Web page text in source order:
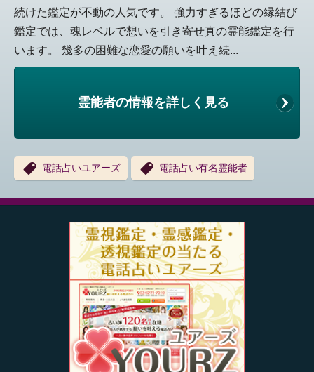
続けた鑑定が不動の人気です。 強力すぎるほどの縁結び
鑑定では、魂レベルで想いを引き寄せ真の霊能鑑定を行
います。 幾多の困難な恋愛の願いを叶え続...
霊能者の情報を詳しく見る
電話占いユアーズ 電話占い有名霊能者